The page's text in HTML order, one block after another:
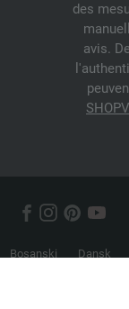
des
avis.
Bosanski Dansk